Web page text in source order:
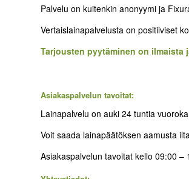
Palvelu on kuitenkin anonyymi ja
Vertaislainapalvelusta on positiiviset
Tarjousten pyytäminen on
Asiakaspalvelun tavoitat:
Lainapalvelu on auki 24 tuntia
Voit saada lainapäätöksen aamusta
Asiakaspalvelun tavoitat kello 09:00